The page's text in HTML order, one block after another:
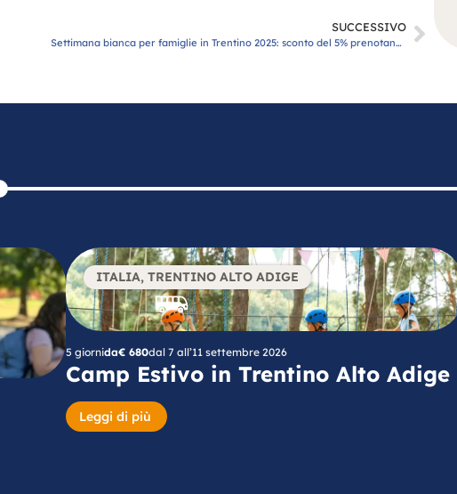
SUCCESSIVO
Settimana bianca per famiglie in Trentino 2025: sconto del 5% prenotando entro 31 dicembre
ITALIA, TRENTINO ALTO ADIGE
5 giornida€ 680dal 7 all’11 settembre 2026
Camp Estivo in Trentino Alto Adige
Leggi di più